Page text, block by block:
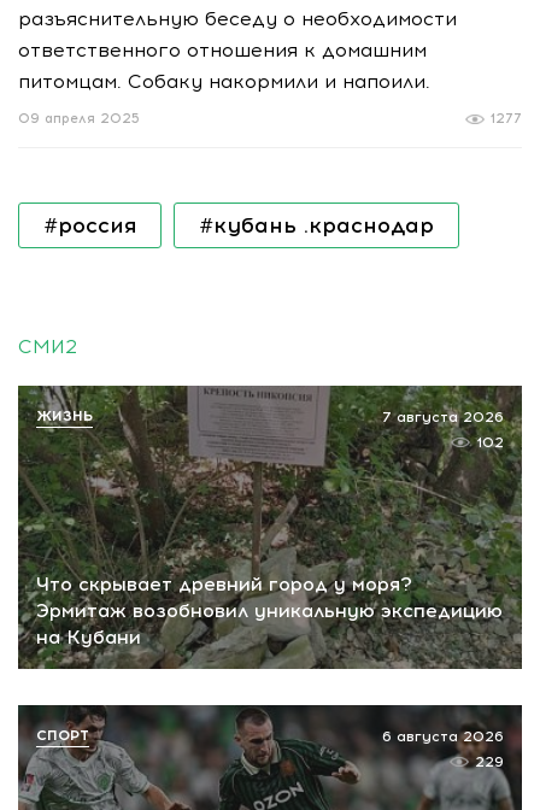
разъяснительную беседу о необходимости
ответственного отношения к домашним
питомцам. Собаку накормили и напоили.
1277
09 апреля 2025
#россия #кубань .краснодар
СМИ2
Что скрывает древний город у моря?
Эрмитаж возобновил уникальную экспедицию
на Кубани
7 августа 2026
102
ЖИЗНЬ
6 августа 2026
229
СПОРТ